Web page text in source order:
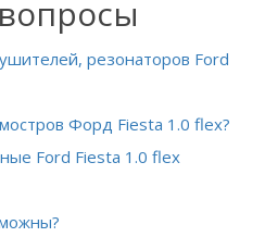
резонаторов Ford
Форд Fiesta 1.0 flex?
Ford Fiesta 1.0 flex